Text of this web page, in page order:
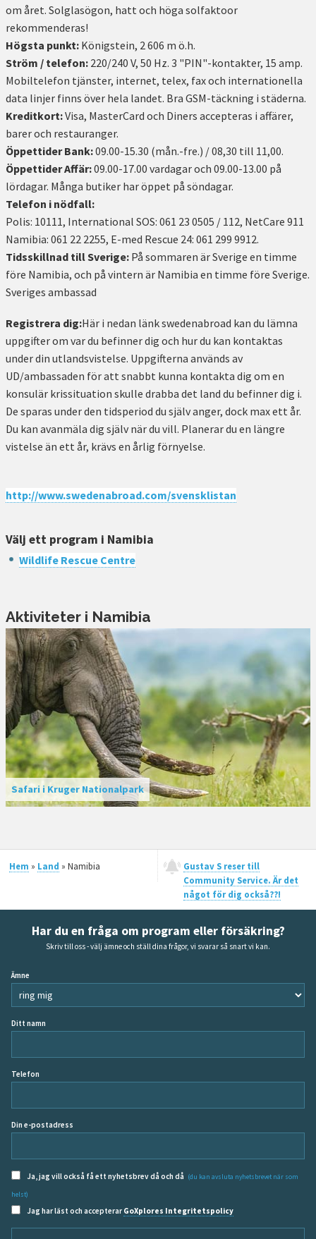
om året. Solglasögon, hatt och höga solfaktoor
rekommenderas!
Högsta punkt: Königstein, 2 606 m ö.h.
Ström / telefon: 220/240 V, 50 Hz. 3 "PIN"-kontakter, 15 amp.
Mobiltelefon tjänster, internet, telex, fax och internationella
data linjer finns över hela landet. Bra GSM-täckning i städerna.
Kreditkort:Visa, MasterCard och Diners accepteras i affärer,
barer och restauranger.
Öppettider Bank:09.00-15.30 (mån.-fre.) / 08,30 till 11,00.
Öppettider Affär:09.00-17.00 vardagar och 09.00-13.00 på
lördagar. Många butiker har öppet på söndagar.
Telefon i nödfall:
Polis: 10111, International SOS: 061 23 0505 / 112, NetCare 911
Namibia: 061 22 2255, E-med Rescue 24: 061 299 9912.
Tidsskillnad till Sverige: På sommaren är Sverige en timme
före Namibia, och på vintern är Namibia en timme före Sverige.
Sveriges ambassad
Registrera dig:Här i nedan länk swedenabroad kan du lämna
uppgifter om var du befinner dig och hur du kan kontaktas
under din utlandsvistelse. Uppgifterna används av
UD/ambassaden för att snabbt kunna kontakta dig om en
konsulär krissituation skulle drabba det land du befinner dig i.
De sparas under den tidsperiod du själv anger, dock max ett år.
Du kan avanmäla dig själv när du vill. Planerar du en längre
vistelse än ett år, krävs en årlig förnyelse.
http://www.swedenabroad.com/svensklistan
Välj ett program i Namibia
Wildlife Rescue Centre
Aktiviteter i Namibia
Safari i Kruger Nationalpark
Hem » Land » Namibia
Gustav S reser till
Community Service. Är det
något för dig också??!
Har du en fråga om program eller försäkring?
Skriv till oss - välj ämne och ställ dina frågor, vi svarar så snart vi kan.
Ämne
Ditt namn
Telefon
Din e-postadress
Ja, jag vill också få ett nyhetsbrev då och då (du kan avsluta nyhetsbrevet när som
helst)
Jag har läst och accepterar GoXplores Integritetspolicy